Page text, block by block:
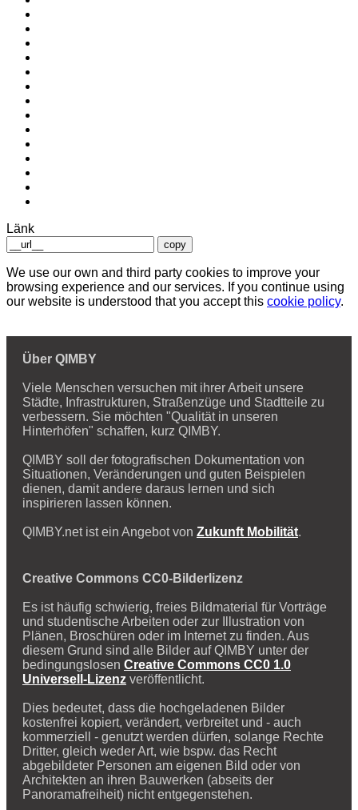
Länk
copy
We use our own and third party cookies to improve your
browsing experience and our services. If you continue using
our website is understood that you accept this cookie policy.
Über QIMBY
Viele Menschen versuchen mit ihrer Arbeit unsere
Städte, Infrastrukturen, Straßenzüge und Stadtteile zu
verbessern. Sie möchten "Qualität in unseren
Hinterhöfen" schaffen, kurz QIMBY.
QIMBY soll der fotografischen Dokumentation von
Situationen, Veränderungen und guten Beispielen
dienen, damit andere daraus lernen und sich
inspirieren lassen können.
QIMBY.net ist ein Angebot von Zukunft Mobilität.
Creative Commons CC0-Bilderlizenz
Es ist häufig schwierig, freies Bildmaterial für Vorträge
und studentische Arbeiten oder zur Illustration von
Plänen, Broschüren oder im Internet zu finden. Aus
diesem Grund sind alle Bilder auf QIMBY unter der
bedingungslosen Creative Commons CC0 1.0
Universell-Lizenz veröffentlicht.
Dies bedeutet, dass die hochgeladenen Bilder
kostenfrei kopiert, verändert, verbreitet und - auch
kommerziell - genutzt werden dürfen, solange Rechte
Dritter, gleich weder Art, wie bspw. das Recht
abgebildeter Personen am eigenen Bild oder von
Architekten an ihren Bauwerken (abseits der
Panoramafreiheit) nicht entgegenstehen.